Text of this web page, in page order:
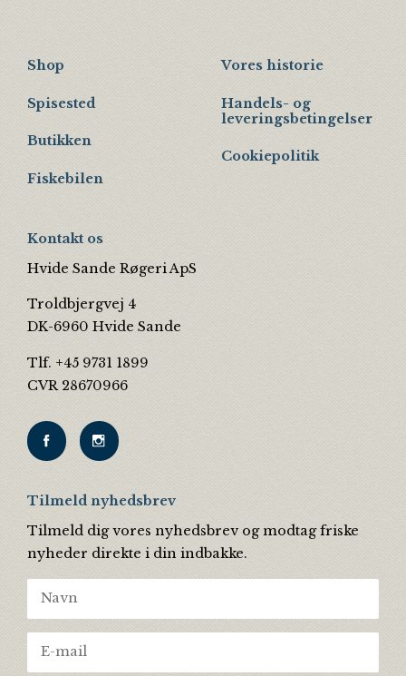
Shop
Spisested
Butikken
Fiskebilen
Vores historie
Handels- og
leveringsbetingelser
Cookiepolitik
Kontakt os
Hvide Sande Røgeri ApS
Troldbjergvej 4
DK-6960 Hvide Sande
Tlf. +45 9731 1899
CVR 28670966
Tilmeld nyhedsbrev
Tilmeld dig vores nyhedsbrev og modtag friske
nyheder direkte i din indbakke.